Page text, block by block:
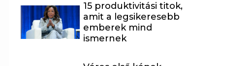
15 produktivitási titok,
amit a legsikeresebb
emberek mind
ismernek